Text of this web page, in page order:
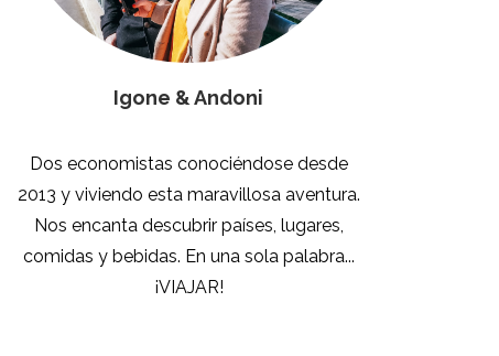
Igone & Andoni
Dos economistas conociéndose desde
2013 y viviendo esta maravillosa aventura.
Nos encanta descubrir países, lugares,
comidas y bebidas. En una sola palabra...
¡VIAJAR!